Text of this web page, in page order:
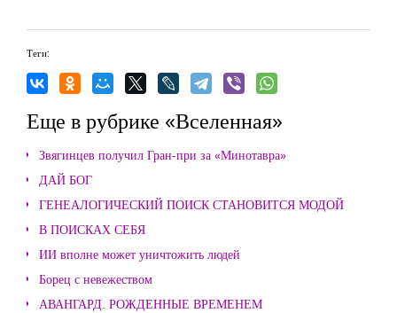
Теги:
Еще в рубрике «Вселенная»
Звягинцев получил Гран-при за «Минотавра»
ДАЙ БОГ
ГЕНЕАЛОГИЧЕСКИЙ ПОИСК СТАНОВИТСЯ МОДОЙ
В ПОИСКАХ СЕБЯ
ИИ вполне может уничтожить людей
Борец с невежеством
АВАНГАРД. РОЖДЕННЫЕ ВРЕМЕНЕМ